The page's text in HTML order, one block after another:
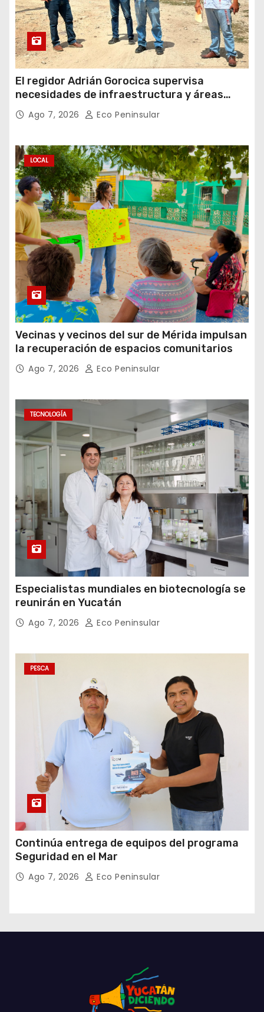
El regidor Adrián Gorocica supervisa
necesidades de infraestructura y áreas
públicas en la comisaría de Caucel
Ago 7, 2026 Eco Peninsular
LOCAL
Vecinas y vecinos del sur de Mérida impulsan
la recuperación de espacios comunitarios
Ago 7, 2026 Eco Peninsular
TECNOLOGÍA
Especialistas mundiales en biotecnología se
reunirán en Yucatán
Ago 7, 2026 Eco Peninsular
PESCA
Continúa entrega de equipos del programa
Seguridad en el Mar
Ago 7, 2026 Eco Peninsular